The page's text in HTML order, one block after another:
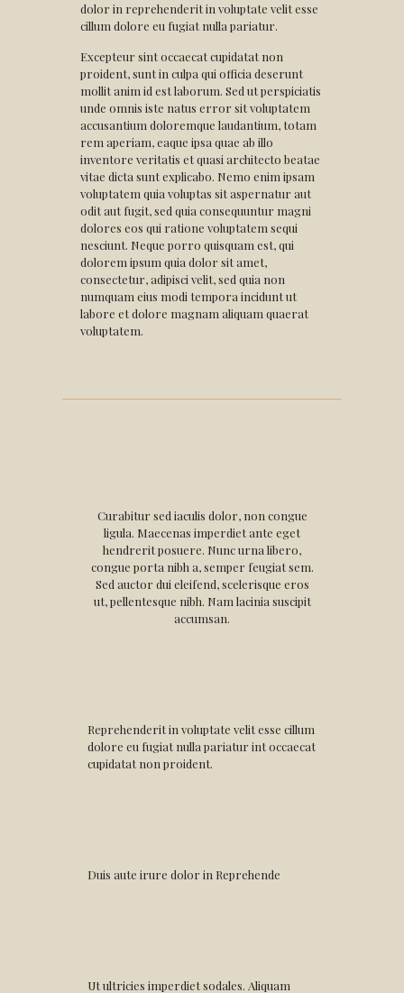
dolor in reprehenderit in voluptate velit esse
cillum dolore eu fugiat nulla pariatur.
Excepteur sint occaecat cupidatat non
proident, sunt in culpa qui officia deserunt
mollit anim id est laborum. Sed ut perspiciatis
unde omnis iste natus error sit voluptatem
accusantium doloremque laudantium, totam
rem aperiam, eaque ipsa quae ab illo
inventore veritatis et quasi architecto beatae
vitae dicta sunt explicabo. Nemo enim ipsam
voluptatem quia voluptas sit aspernatur aut
odit aut fugit, sed quia consequuntur magni
dolores eos qui ratione voluptatem sequi
nesciunt. Neque porro quisquam est, qui
dolorem ipsum quia dolor sit amet,
consectetur, adipisci velit, sed quia non
numquam eius modi tempora incidunt ut
labore et dolore magnam aliquam quaerat
voluptatem.
Curabitur sed iaculis dolor, non congue
ligula. Maecenas imperdiet ante eget
hendrerit posuere. Nunc urna libero,
congue porta nibh a, semper feugiat sem.
Sed auctor dui eleifend, scelerisque eros
ut, pellentesque nibh. Nam lacinia suscipit
accumsan.
Reprehenderit in voluptate velit esse cillum
dolore eu fugiat nulla pariatur int occaecat
cupidatat non proident.
Duis aute irure dolor in Reprehende
Ut ultricies imperdiet sodales. Aliquam